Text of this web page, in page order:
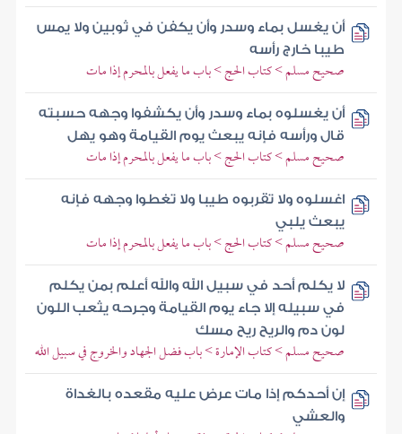
أن يغسل بماء وسدر وأن يكفن في ثوبين ولا يمس
طيبا خارج رأسه
صحيح مسلم > كتاب الحج > باب ما يفعل بالمحرم إذا مات
أن يغسلوه بماء وسدر وأن يكشفوا وجهه حسبته
قال ورأسه فإنه يبعث يوم القيامة وهو يهل
صحيح مسلم > كتاب الحج > باب ما يفعل بالمحرم إذا مات
اغسلوه ولا تقربوه طيبا ولا تغطوا وجهه فإنه
يبعث يلبي
صحيح مسلم > كتاب الحج > باب ما يفعل بالمحرم إذا مات
لا يكلم أحد في سبيل الله والله أعلم بمن يكلم
في سبيله إلا جاء يوم القيامة وجرحه يثعب اللون
لون دم والريح ريح مسك
صحيح مسلم > كتاب الإمارة > باب فضل الجهاد والخروج في سبيل الله
إن أحدكم إذا مات عرض عليه مقعده بالغداة
والعشي